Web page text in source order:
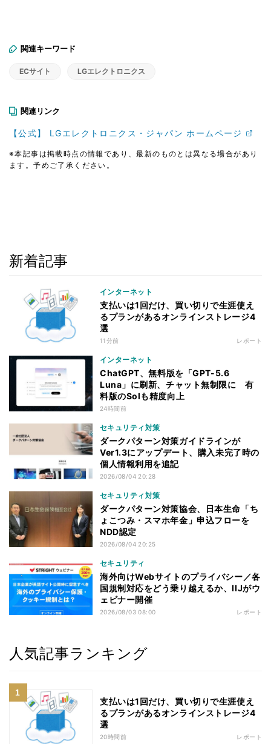
関連キーワード
ECサイト LGエレクトロニクス
関連リンク
【公式】 LGエレクトロニクス・ジャパン ホームページ
※本記事は掲載時点の情報であり、最新のものとは異なる場合があり
ます。予めご了承ください。
新着記事
インターネット
支払いは1回だけ、買い切りで生涯使え
るプランがあるオンラインストレージ4
選
11分前 レポート
インターネット
ChatGPT、無料版を「GPT-5.6
Luna」に刷新、チャット無制限に 有
料版のSolも精度向上
24時間前
セキュリティ対策
ダークパターン対策ガイドラインが
Ver1.3にアップデート、購入未完了時の
個人情報利用を追記
2026/08/04 20:28
セキュリティ対策
ダークパターン対策協会、日本生命「ち
ょこつみ・スマホ年金」申込フローを
NDD認定
2026/08/04 20:25
セキュリティ
海外向けWebサイトのプライバシー／各
国規制対応をどう乗り越えるか、IIJがウ
ェビナー開催
2026/08/03 08:00 レポート
人気記事ランキング
支払いは1回だけ、買い切りで生涯使え
るプランがあるオンラインストレージ4
選
20時間前 レポート